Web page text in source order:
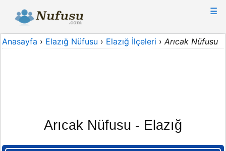
☰
Anasayfa › Elazığ Nüfusu › Elazığ İlçeleri › Arıcak Nüfusu
Arıcak Nüfusu - Elazığ